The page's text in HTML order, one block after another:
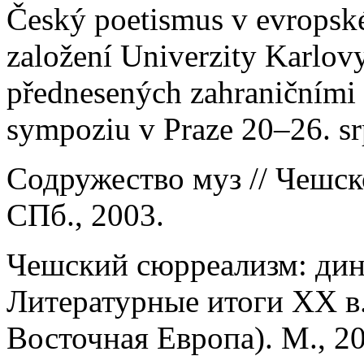
Český poetismus v
založení Univerzity
přednesených
sympoziu v Praze 20–26.
Содружество муз //
СПб., 2003.
Чешский сюрреализм:
Литературные итоги ХХ
Восточная Европа). М.,